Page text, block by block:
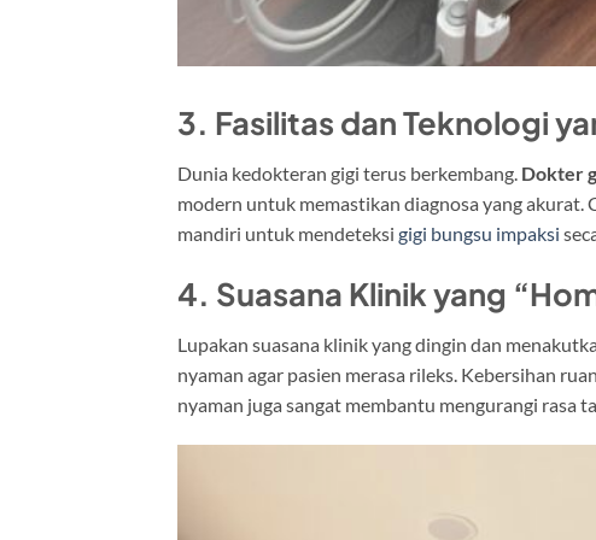
3. Fasilitas dan Teknologi
Dunia kedokteran gigi terus berkembang. Dokter
modern untuk memastikan diagnosa yang
mandiri untuk mendeteksi gigi bungsu impaksi
4. Suasana Klinik yang
Lupakan suasana klinik yang dingin dan
nyaman agar pasien merasa rileks. Kebersihan
nyaman juga sangat membantu mengurangi rasa